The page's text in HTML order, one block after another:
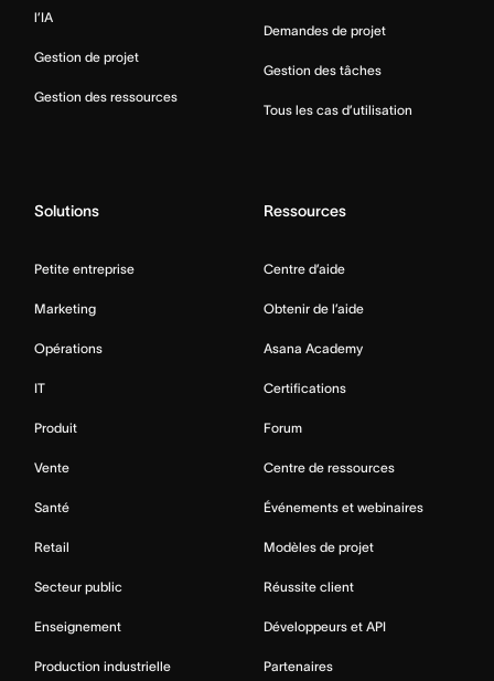
l’IA
Gestion de projet
Gestion des ressources
Demandes de projet
Gestion des tâches
Tous les cas d’utilisation
Solutions
Petite entreprise
Marketing
Opérations
IT
Produit
Vente
Santé
Retail
Secteur public
Enseignement
Production industrielle
Ressources
Centre d’aide
Obtenir de l’aide
Asana Academy
Certifications
Forum
Centre de ressources
Événements et webinaires
Modèles de projet
Réussite client
Développeurs et API
Partenaires